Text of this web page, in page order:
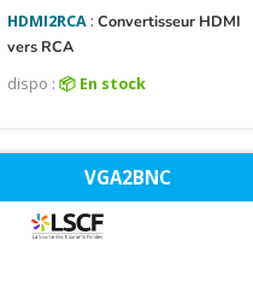
HDMI2RCA: Convertisseur HDMI
vers RCA
dispo : 📦 En stock
VGA2BNC